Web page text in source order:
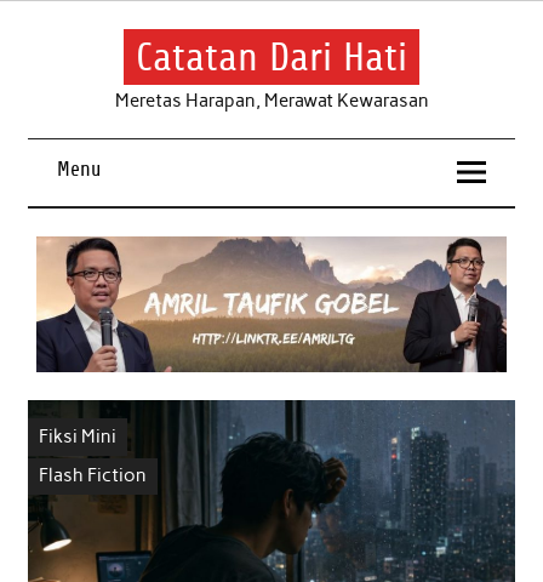
Skip
Catatan Dari Hati
Meretas Harapan, Merawat Kewarasan
Menu
Fiksi Mini
Flash Fiction